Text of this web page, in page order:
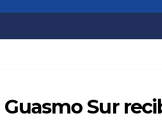
Guasmo Sur